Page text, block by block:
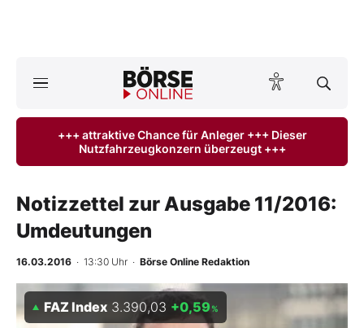
Anlageprodukte
Finanz-Check
Abo & Shop
Experten
+++ attraktive Chance für Anleger +++ Dieser
Nutzfahrzeugkonzern überzeugt +++
Notizzettel zur Ausgabe 11/2016:
Umdeutungen
16.03.2016 · 13:30 Uhr · Börse Online Redaktion
FAZ Index 3.390,03 +0,59 %